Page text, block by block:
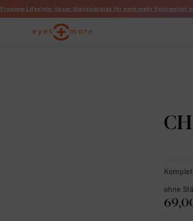
Premium Lifestyle: Unser Gleitsichtglas für noch mehr Sehkomfort
ohne